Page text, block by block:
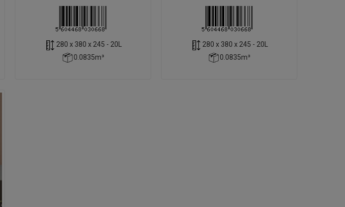
280 x 380 x 245 - 20L
0.0835m³
280 x 380 x 245 - 20L
0.0835m³